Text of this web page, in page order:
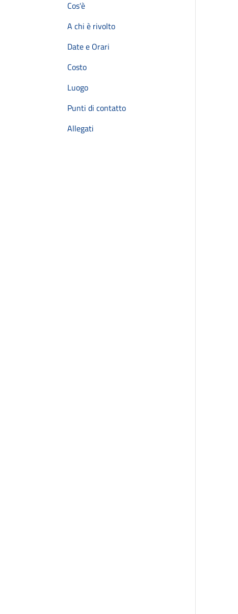
Cos'è
A chi è rivolto
Date e Orari
Costo
Luogo
Punti di contatto
Allegati